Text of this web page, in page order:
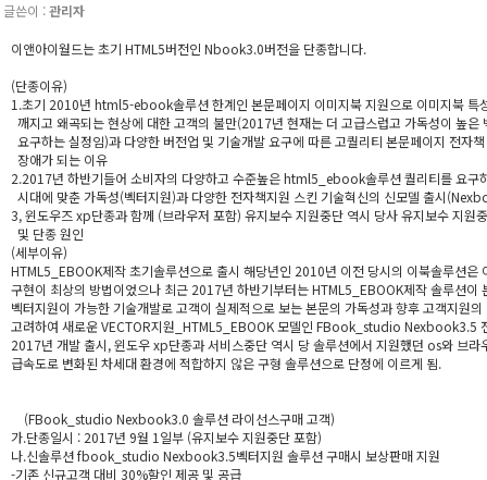
글쓴이 :관리자
이앤아이월드는 초기 HTML5버전인 Nbook3.0버전을 단종합니다.
(단종이유)
1.초기 2010년 html5-ebook솔루션 한계인 본문페이지 이미지북 지원으로 이미지북 특
깨지고 왜곡되는 현상에 대한 고객의 불만(2017년 현재는 더 고급스럽고 가독성이 높은
요구하는 실정임)과 다양한 버전업 및 기술개발 요구에 따른 고퀄리티 본문페이지 전자
장애가 되는 이유
2.2017년 하반기들어 소비자의 다양하고 수준높은 html5_ebook솔루션 퀄리티를 요구
시대에 맞춘 가독성(벡터지원)과 다양한 전자책지원 스킨 기술혁신의 신모델 출시
3, 윈도우즈 xp단종과 함께 (브라우저 포함) 유지보수 지원중단 역시 당사 유지보수 지원
및 단종 원인
(세부이유)
HTML5_EBOOK제작 초기솔루션으로 출시 해당년인 2010년 이전 당시의 이북솔루션은
구현이 최상의 방법이었으나 최근 2017년 하반기부터는 HTML5_EBOOK제작 솔루션이
벡터지원이 가능한 기술개발로 고객이 실제적으로 보는 본문의 가독성과 향후 고객지원의
고려하여 새로운 VECTOR지원_HTML5_EBOOK 모델인 FBook_studio Nexbook3.5
2017년 개발 출시, 윈도우 xp단종과 서비스중단 역시 당 솔루션에서 지원했던 os와 브라
급속도로 변화된 차세대 환경에 적합하지 않은 구형 솔루션으로 단정에 이르게 됨.
(FBook_studio Nexbook3.0 솔루션 라이선스구매 고객)
가.단종일시 : 2017년 9월 1일부 (유지보수 지원중단 포함)
나.신솔루션 fbook_studio Nexbook3.5벡터지원 솔루션 구매시 보상판매 지원
-기존 신규고객 대비 30%할인 제공 및 공급